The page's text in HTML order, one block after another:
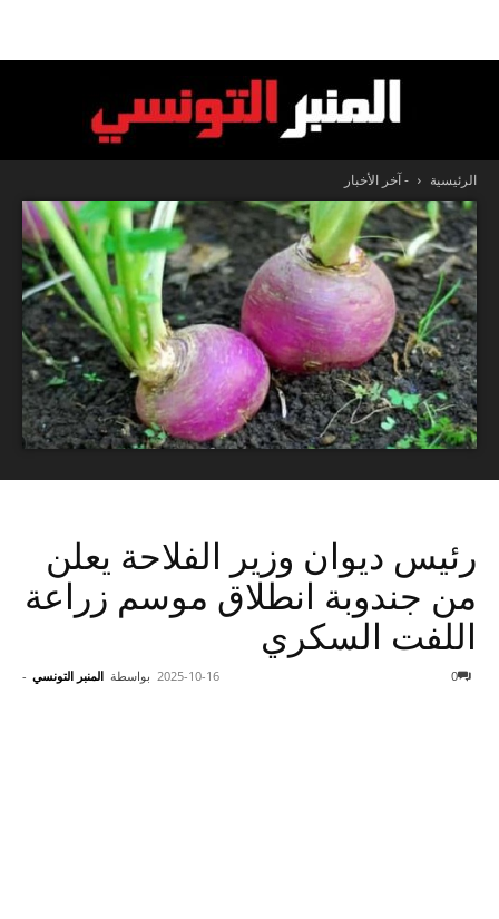
المنبر
التونسي
الرئيسية - آخر الأخبار
رئيس ديوان وزير الفلاحة يعلن
من جندوبة انطلاق موسم زراعة
اللفت السكري
بواسطة المنبر التونسي - 2025-10-16 0